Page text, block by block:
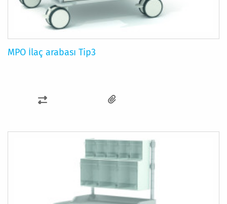
MPO İlaç arabası Tip3
KARŞILAŞTIRMA
EKLE